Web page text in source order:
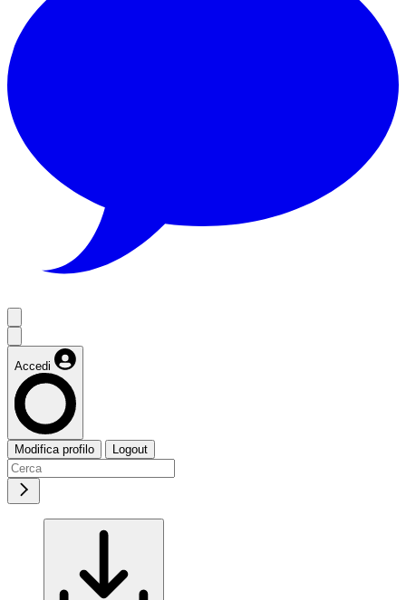
Accedi
Modifica profilo Logout